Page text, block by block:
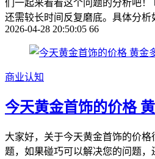
们一起来看看这个问题的分析吧
还需较长时间反复磨底。具体分析
2026-04-28 20:50:05 66
商业认知
今天黄金首饰的价格
大家好，关于今天黄金首饰的价
题，如果碰巧可以解决您的问题